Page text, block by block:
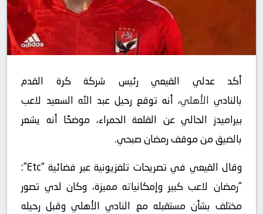
أكد عدلي القيعي رئيس شركة كرة القدم
بالنادي الأهلي، أنه توقع رحيل عبد الله السعيد لاعب
بيراميدز الحالي عن القلعة الحمراء، موضحًا أنه يشعر
بالضيق من موقف رمضان صبحي.
وقال القيعي في تصريحات تلفزيونية عبر فضائية “Etc”:
“رمضان لاعب كبير وإمكانياته مميزة، وكان لدي تصور
مختلف بشأن مستقبله مع النادي الأهلي وقبل رحيله